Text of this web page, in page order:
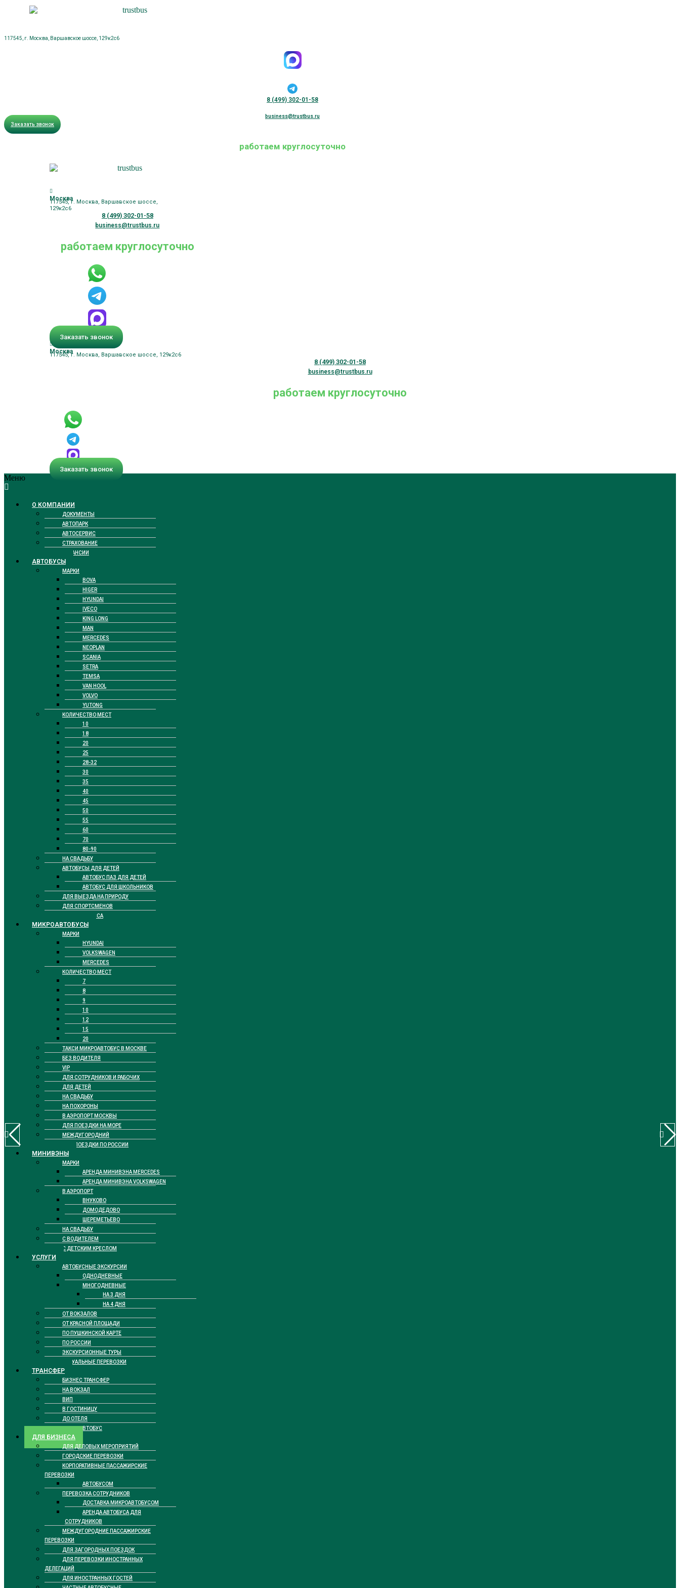
117545, г. Москва, Варшавское шоссе, 129к2с6
8 (499) 302-01-58
business@trustbus.ru
Заказать звонок
работаем круглосуточно
Москва
117545, г. Москва, Варшавское шоссе,
129к2с6
8 (499) 302-01-58
business@trustbus.ru
работаем круглосуточно
Заказать звонок
Москва
117545, г. Москва, Варшавское шоссе, 129к2с6
8 (499) 302-01-58
business@trustbus.ru
работаем круглосуточно
Заказать звонок
Меню
О КОМПАНИИ
ДОКУМЕНТЫ
АВТОПАРК
АВТОСЕРВИС
СТРАХОВАНИЕ
ВАКАНСИИ
АВТОБУСЫ
МАРКИ
BOVA
HIGER
HYUNDAI
IVECO
KING LONG
MAN
MERCEDES
NEOPLAN
SCANIA
SETRA
TEMSA
VAN HOOL
VOLVO
YUTONG
КОЛИЧЕСТВО МЕСТ
10
18
20
25
28-32
30
35
40
45
50
55
60
70
80-90
НА СВАДЬБУ
АВТОБУСЫ ДЛЯ ДЕТЕЙ
АВТОБУС ПАЗ ДЛЯ ДЕТЕЙ
АВТОБУС ДЛЯ ШКОЛЬНИКОВ
ДЛЯ ВЫЕЗДА НА ПРИРОДУ
ДЛЯ СПОРТСМЕНОВ
БИЗНЕС КЛАССА
МИКРОАВТОБУСЫ
МАРКИ
HYUNDAI
VOLKSWAGEN
MERCEDES
КОЛИЧЕСТВО МЕСТ
7
8
9
10
12
15
20
ТАКСИ МИКРОАВТОБУС В МОСКВЕ
БЕЗ ВОДИТЕЛЯ
VIP
ДЛЯ СОТРУДНИКОВ И РАБОЧИХ
ДЛЯ ДЕТЕЙ
НА СВАДЬБУ
НА ПОХОРОНЫ
В АЭРОПОРТ МОСКВЫ
ДЛЯ ПОЕЗДКИ НА МОРЕ
МЕЖДУГОРОДНИЙ
ДЛЯ ПОЕЗДКИ ПО РОССИИ
МИНИВЭНЫ
МАРКИ
АРЕНДА МИНИВЭНА MERCEDES
АРЕНДА МИНИВЭНА VOLKSWAGEN
В АЭРОПОРТ
ВНУКОВО
ДОМОДЕДОВО
ШЕРЕМЕТЬЕВО
НА СВАДЬБУ
С ВОДИТЕЛЕМ
С ДЕТСКИМ КРЕСЛОМ
УСЛУГИ
АВТОБУСНЫЕ ЭКСКУРСИИ
ОДНОДНЕВНЫЕ
МНОГОДНЕВНЫЕ
НА 3 ДНЯ
НА 4 ДНЯ
ОТ ВОКЗАЛОВ
ОТ КРАСНОЙ ПЛОЩАДИ
ПО ПУШКИНСКОЙ КАРТЕ
ПО РОССИИ
ЭКСКУРСИОННЫЕ ТУРЫ
РИТУАЛЬНЫЕ ПЕРЕВОЗКИ
ТРАНСФЕР
БИЗНЕС ТРАНСФЕР
НА ВОКЗАЛ
ВИП
В ГОСТИНИЦУ
ДО ОТЕЛЯ
ТАКСИ АВТОБУС
ДЛЯ БИЗНЕСА
ДЛЯ ДЕЛОВЫХ МЕРОПРИЯТИЙ
ГОРОДСКИЕ ПЕРЕВОЗКИ
КОРПОРАТИВНЫЕ ПАССАЖИРСКИЕ
ПЕРЕВОЗКИ
АВТОБУСОМ
ПЕРЕВОЗКА СОТРУДНИКОВ
ДОСТАВКА МИКРОАВТОБУСОМ
АРЕНДА АВТОБУСА ДЛЯ
СОТРУДНИКОВ
МЕЖДУГОРОДНИЕ ПАССАЖИРСКИЕ
ПЕРЕВОЗКИ
ДЛЯ ЗАГОРОДНЫХ ПОЕЗДОК
ДЛЯ ПЕРЕВОЗКИ ИНОСТРАННЫХ
ДЕЛЕГАЦИЙ
ДЛЯ ИНОСТРАННЫХ ГОСТЕЙ